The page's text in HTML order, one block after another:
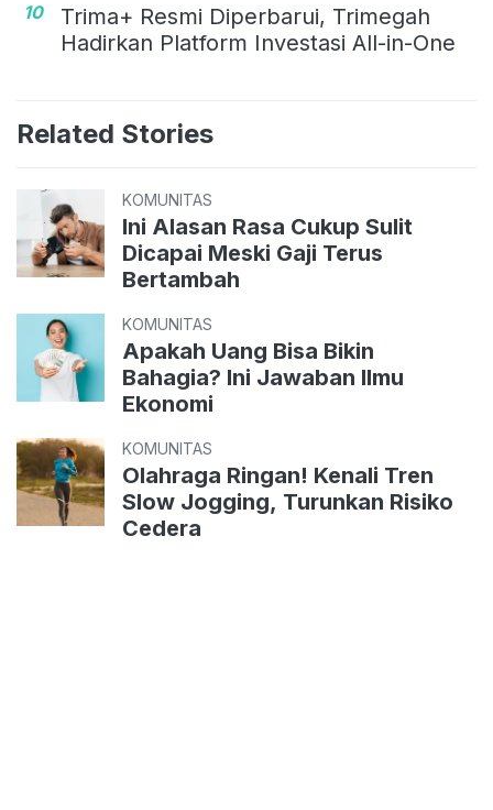
10
Trima+ Resmi Diperbarui, Trimegah
Hadirkan Platform Investasi All-in-One
Related Stories
KOMUNITAS
Ini Alasan Rasa Cukup Sulit
Dicapai Meski Gaji Terus
Bertambah
KOMUNITAS
Apakah Uang Bisa Bikin
Bahagia? Ini Jawaban Ilmu
Ekonomi
KOMUNITAS
Olahraga Ringan! Kenali Tren
Slow Jogging, Turunkan Risiko
Cedera